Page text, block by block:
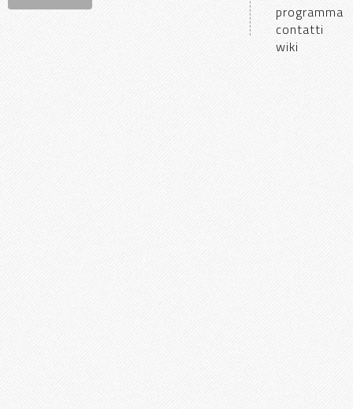
programma
contatti
wiki